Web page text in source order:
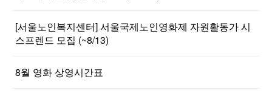
[서울노인복지센터] 서울국제노인영화제 자원활동가 시
스프렌드 모집 (~8/13)
8월 영화 상영시간표